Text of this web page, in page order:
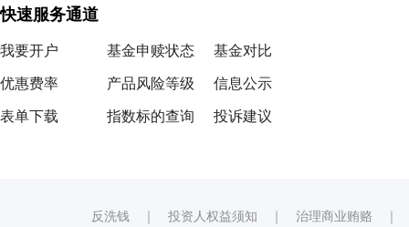
快速服务通道
我要开户
优惠费率
表单下载
基金申赎状态
产品风险等级
指数标的查询
基金对比
信息公示
投诉建议
反洗钱 ｜ 投资人权益须知 ｜ 治理商业贿赂